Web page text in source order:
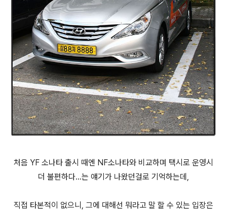
처음 YF 소나타 출시 때엔 NF소나타와 비교하며 택시로 운영시
더 불편하다...는 얘기가 나왔던걸로 기억하는데,
직접 타본적이 없으니, 그에 대해선 뭐라고 말 할 수 있는 입장은